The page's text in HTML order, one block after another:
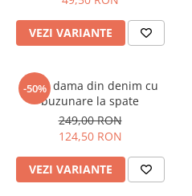
VEZI VARIANTE
-50%
Blugi dama din denim cu
buzunare la spate
249,00 RON
124,50 RON
VEZI VARIANTE